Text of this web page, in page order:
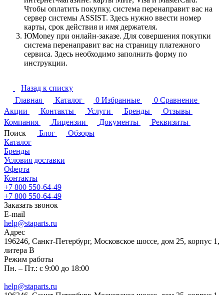
Чтобы оплатить покупку, система перенаправит вас на
сервер системы ASSIST. Здесь нужно ввести номер
карты, срок действия и имя держателя.
ЮMoney при онлайн-заказе. Для совершения покупки
система перенаправит вас на страницу платежного
сервиса. Здесь необходимо заполнить форму по
инструкции.
Назад к списку
Главная
Каталог 0 Избранные 0 Сравнение
Акции
Контакты Услуги Бренды
Отзывы
Компания
Лицензии Документы
Реквизиты
Поиск
Блог
Обзоры
Каталог
Бренды
Условия доставки
Оферта
Контакты
+7 800 550-64-49
+7 800 550-64-49
Заказать звонок
E-mail
help@staparts.ru
Адрес
196246, Санкт-Петербург, Московское шоссе, дом 25, корпус 1,
литера В
Режим работы
Пн. – Пт.: с 9:00 до 18:00
help@staparts.ru